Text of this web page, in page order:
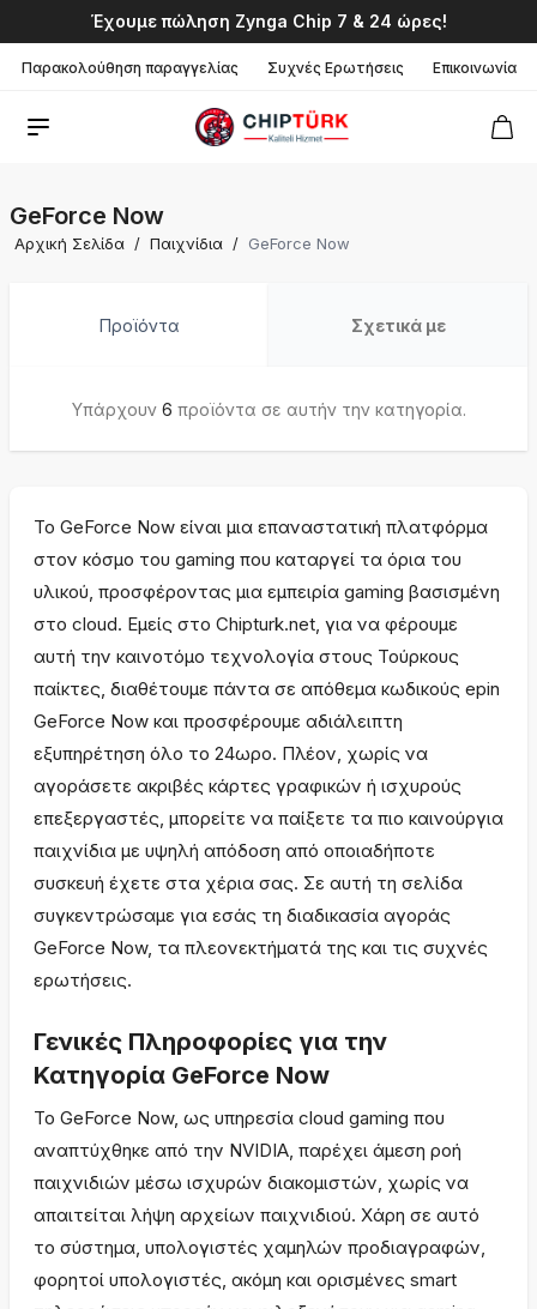
Έχουμε πώληση Zynga Chip 7 & 24 ώρες!
Παρακολούθηση παραγγελίας Συχνές Ερωτήσεις Επικοινωνία
GeForce Now
Αρχική Σελίδα / Παιχνίδια / GeForce Now
Προϊόντα Σχετικά με
Υπάρχουν 6 προϊόντα σε αυτήν την κατηγορία.
Το GeForce Now είναι μια επαναστατική πλατφόρμα
στον κόσμο του gaming που καταργεί τα όρια του
υλικού, προσφέροντας μια εμπειρία gaming βασισμένη
στο cloud. Εμείς στο Chipturk.net, για να φέρουμε
αυτή την καινοτόμο τεχνολογία στους Τούρκους
παίκτες, διαθέτουμε πάντα σε απόθεμα κωδικούς epin
GeForce Now και προσφέρουμε αδιάλειπτη
εξυπηρέτηση όλο το 24ωρο. Πλέον, χωρίς να
αγοράσετε ακριβές κάρτες γραφικών ή ισχυρούς
επεξεργαστές, μπορείτε να παίξετε τα πιο καινούργια
παιχνίδια με υψηλή απόδοση από οποιαδήποτε
συσκευή έχετε στα χέρια σας. Σε αυτή τη σελίδα
συγκεντρώσαμε για εσάς τη διαδικασία αγοράς
GeForce Now, τα πλεονεκτήματά της και τις συχνές
ερωτήσεις.
Γενικές Πληροφορίες για την
Κατηγορία GeForce Now
Το GeForce Now, ως υπηρεσία cloud gaming που
αναπτύχθηκε από την NVIDIA, παρέχει άμεση ροή
παιχνιδιών μέσω ισχυρών διακομιστών, χωρίς να
απαιτείται λήψη αρχείων παιχνιδιού. Χάρη σε αυτό
το σύστημα, υπολογιστές χαμηλών προδιαγραφών,
φορητοί υπολογιστές, ακόμη και ορισμένες smart